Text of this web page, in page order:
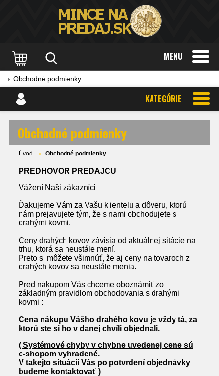
MENU
Obchodné podmienky
KATEGÓRIE
Obchodné podmienky
Úvod Obchodné podmienky
PREDHOVOR PREDAJCU
Vážení Naši zákazníci
Ďakujeme Vám za Vašu klientelu a dôveru, ktorú
nám prejavujete tým, že s nami obchodujete s
drahými kovmi.
Ceny drahých kovov závisia od aktuálnej sitácie na
trhu, ktorá sa neustále mení.
Preto si môžete všimnúť, že aj ceny na tovaroch z
drahých kovov sa neustále menia.
Pred nákupom Vás chceme oboznámiť zo
základným pravidlom obchodovania s drahými
kovmi :
Cena nákupu Vášho drahého kovu je vždy tá, za
ktorú ste si ho v danej chvíli objednali.
( Systémové chyby v chybne uvedenej cene sú
e-shopom vyhradené.
V takejto situácii Vás po potvrdení objednávky
budeme kontaktovať )